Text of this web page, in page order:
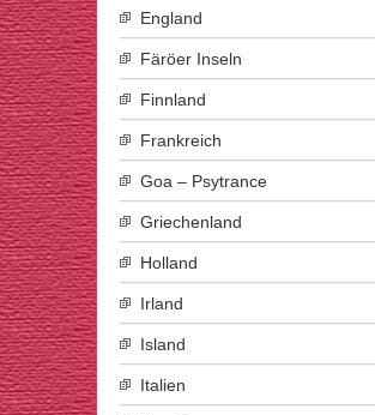
England
Färöer Inseln
Finnland
Frankreich
Goa – Psytrance
Griechenland
Holland
Irland
Island
Italien